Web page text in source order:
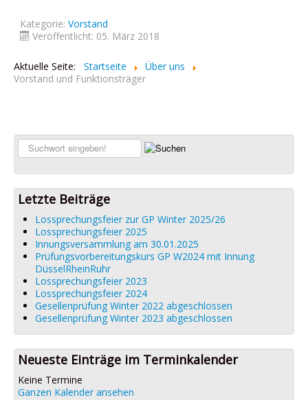
Kategorie: Vorstand
Veröffentlicht: 05. März 2018
Aktuelle Seite: Startseite
Über uns
Vorstand und Funktionsträger
Suchen...
Letzte Beiträge
Lossprechungsfeier zur GP Winter 2025/26
Lossprechungsfeier 2025
Innungsversammlung am 30.01.2025
Prüfungsvorbereitungskurs GP W2024 mit Innung
DüsselRheinRuhr
Lossprechungsfeier 2023
Lossprechungsfeier 2024
Gesellenprüfung Winter 2022 abgeschlossen
Gesellenprüfung Winter 2023 abgeschlossen
Neueste Einträge im Terminkalender
Keine Termine
Ganzen Kalender ansehen